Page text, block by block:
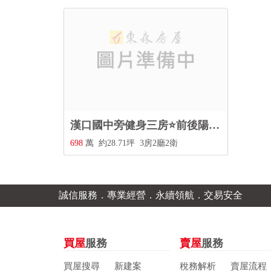
漢口國中旁健身三房⭐前後陽台⭐雙衛浴開窗⭐大採光通風
698 萬 約28.71坪 3房2廳2衛
誠信服務．專業經營．永續領航．交易安全
買屋服務
買屋搜尋 新建案
賣屋服務
稅務解析 賣屋流程